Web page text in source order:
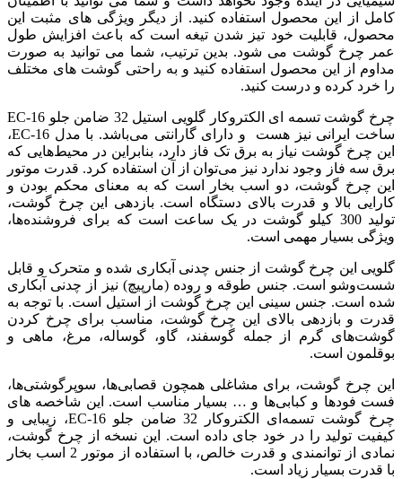
کامل از این محصول استفاده کنید. از دیگر ویژگی های مثبت این
محصول، قابلیت خود تیز شدن تیغه است که باعث افزایش طول
عمر چرخ گوشت می شود. بدین ترتیب، شما می توانید به صورت
مداوم از این محصول استفاده کنید و به راحتی گوشت های مختلف
را خرد کرده و درست کنید.
چرخ گوشت تسمه ای الکتروکار گلویی استیل 32 ضامن جلو EC-16
ساخت ایرانی نیز هست و دارای گارانتی می‌باشد. با مدل EC-16،
این چرخ گوشت نیاز به برق تک فاز دارد، بنابراین در محیط‌هایی که
برق سه فاز وجود ندارد نیز می‌توان از آن استفاده کرد. قدرت موتور
این چرخ گوشت، دو اسب بخار است که به معنای محکم بودن و
کارایی بالا و قدرت بالای دستگاه است. بازدهی این چرخ گوشت،
تولید 300 کیلو گوشت در یک ساعت است که برای فروشنده‌ها،
ویژگی بسیار مهمی است.
گلویی این چرخ گوشت از جنس چدنی آبکاری شده و متحرک و قابل
شست‌وشو است. جنس طوقه و روده (مارپیچ) نیز از چدنی آبکاری
شده است. جنس سینی این چرخ گوشت از استیل است. با توجه به
قدرت و بازدهی بالای این چرخ گوشت، مناسب برای چرخ کردن
گوشت‌های گرم از جمله گوسفند، گاو، گوساله، مرغ، ماهی و
بوقلمون است.
این چرخ گوشت، برای مشاغلی همچون قصابی‌ها، سوپرگوشتی‌ها،
فست فودها و کبابی‌ها و … بسیار مناسب است. این شاخصه های
چرخ گوشت تسمه‌ای الکتروکار 32 ضامن جلو EC-16، زیبایی و
کیفیت تولید را در خود جای داده است. این نسخه از چرخ گوشت،
نمادی از توانمندی و قدرت خالص، با استفاده از موتور 2 اسب بخار
با قدرت بسیار زیاد است.